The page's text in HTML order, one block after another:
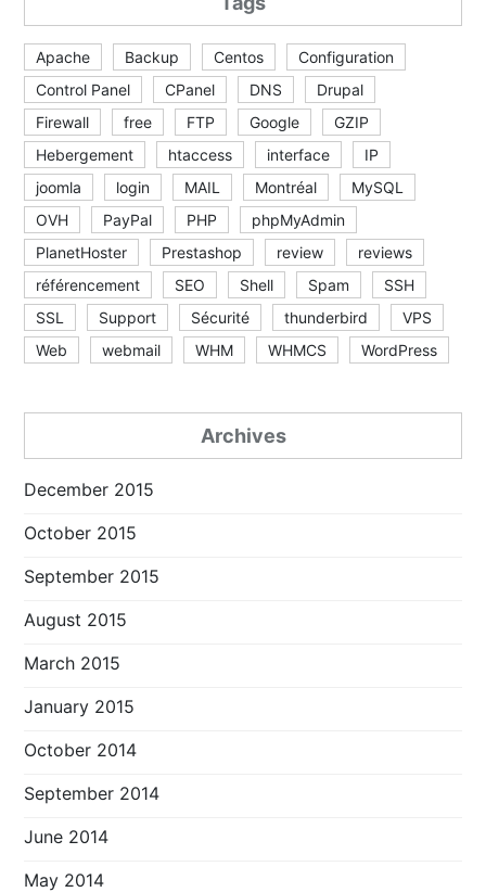
Apache Backup Centos
Configuration
Control Panel
CPanel DNS
Drupal
Firewall
free FTP Google
GZIP
Hebergement
htaccess interface
IP
joomla
login MAIL Montréal
MySQL
OVH
PayPal PHP
phpMyAdmin
PlanetHoster
Prestashop review
reviews
référencement
SEO Shell Spam
SSH
SSL
Support Sécurité thunderbird
VPS
Web
webmail WHM WHMCS WordPress
Archives
December 2015
October 2015
September 2015
August 2015
March 2015
January 2015
October 2014
September 2014
June 2014
May 2014